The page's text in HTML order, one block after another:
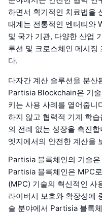
하면서 획기적인 치료법을
태계는 전통적인 엔터티와
및 국가 기관, 다양한 산업
루션 및 크로스체인 메시징
다.
다자간 계산 솔루션을 분
Partisia Blockchain은 기
키는 사용 사례를 열어줍니
하지 않고 협력적 기계 학
의 전례 없는 성장을 촉진
엣지에서의 안전한 계산을
Partisia 블록체인의 기술
Partisia 블록체인은 MPC
(MPC) 기술의 혁신적인 사
라이버시 보호와 확장성에
술 분야에서 Partisia 블록